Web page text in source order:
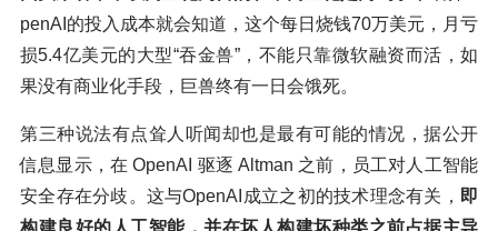
penAI的投入成本就会知道，这个每日烧钱70万美元，月亏
损5.4亿美元的大型“吞金兽”，不能只靠微软融资而活，如
果没有商业化手段，巨兽终有一日会饿死。
第三种说法有点耸人听闻却也是最有可能的情况，据公开
信息显示，在 OpenAI 驱逐 Altman 之前，员工对人工智能
安全存在分歧。这与OpenAI成立之初的技术理念有关， 即
构建良好的人工智能，并在坏人构建坏种类之前占据主导